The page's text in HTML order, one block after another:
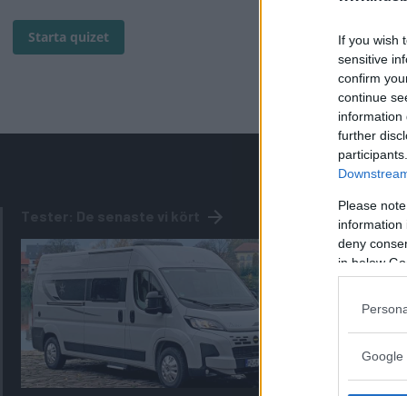
If you wish
sensitive
confirm
continue
information
further
Please
information
deny
in below
Google
Starta quizet